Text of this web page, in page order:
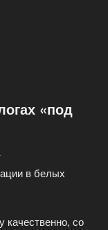
«под
в белых
со